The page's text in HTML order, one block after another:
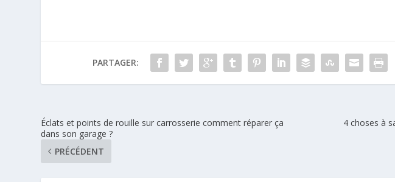
PARTAGER:
Éclats et points de rouille sur carrosserie comment réparer ça
dans son garage ?
PRÉCÉDENT
4 choses à